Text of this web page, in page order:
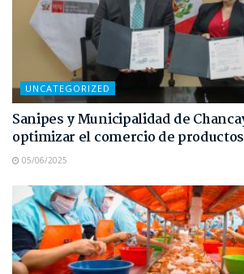
UNCATEGORIZED
Sanipes y Municipalidad de
optimizar el comercio de
05/06/2025